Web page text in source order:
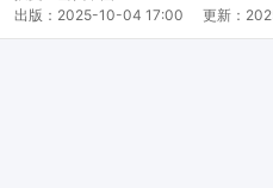
出版： 2025-10-04 17:00 更新：